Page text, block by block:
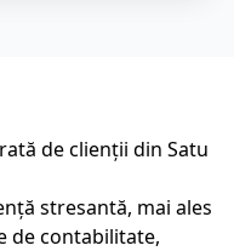
de clienții din Satu
stresantă, mai ales
de contabilitate,